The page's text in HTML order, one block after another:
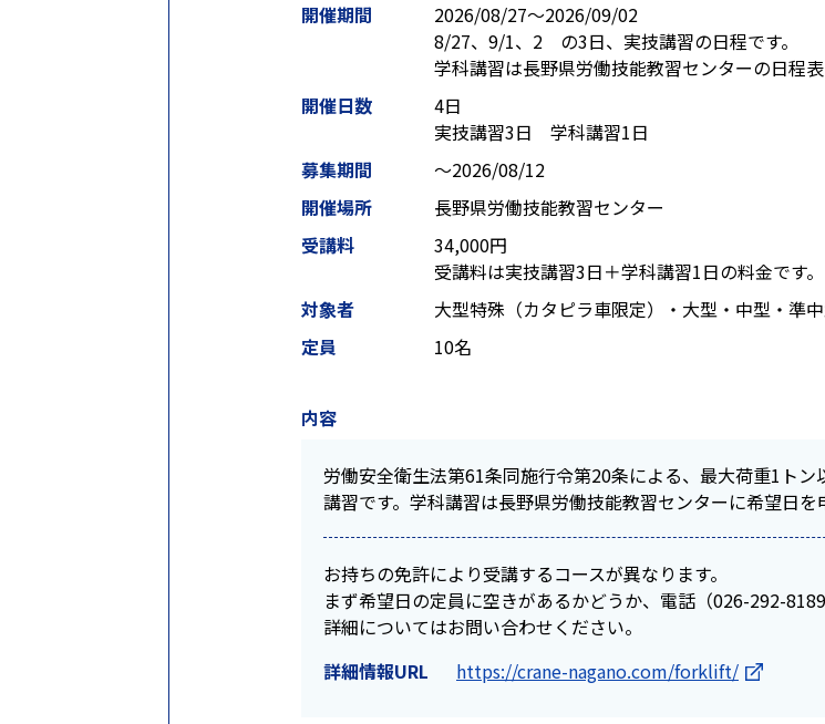
開催期間
2026/08/27〜2026/09/02
8/27、9/1、2 の3日、実技講習の日程です。
学科講習は長野県労働技能教習センターの日程表
開催日数
4日
実技講習3日 学科講習1日
募集期間
〜2026/08/12
開催場所
長野県労働技能教習センター
受講料
34,000円
受講料は実技講習3日＋学科講習1日の料金です。
対象者
大型特殊（カタピラ車限定）・大型・中型・準
定員
10名
内容
労働安全衛生法第61条同施行令第20条による、最大荷重1ト
講習です。学科講習は長野県労働技能教習センターに希望日を
お持ちの免許により受講するコースが異なります。
まず希望日の定員に空きがあるかどうか、電話（026-292-
詳細についてはお問い合わせください。
詳細情報URL
https://crane-nagano.com/forklift/